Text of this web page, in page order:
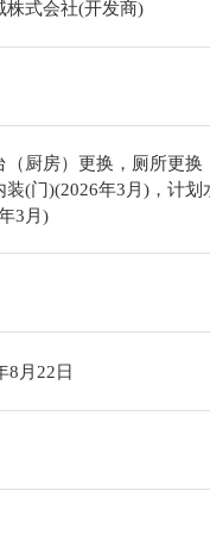
株式会社(开发商)
（厨房）更换，厕所更换
装(门)(2026年3月)，计
3月)
8月22日